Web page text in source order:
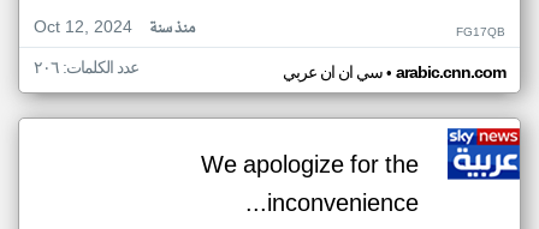
Oct 12, 2024
منذ سنة FG17QB
سي ان ان عربي• arabic.cnn.com عدد الكلمات: ٢٠٦
We apologize for the
inconvenience...